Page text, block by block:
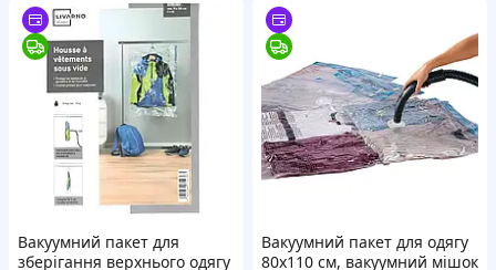
Вакуумний пакет для
зберігання верхнього одягу
Вакуумний пакет для одягу
80х110 см, вакуумний мішок